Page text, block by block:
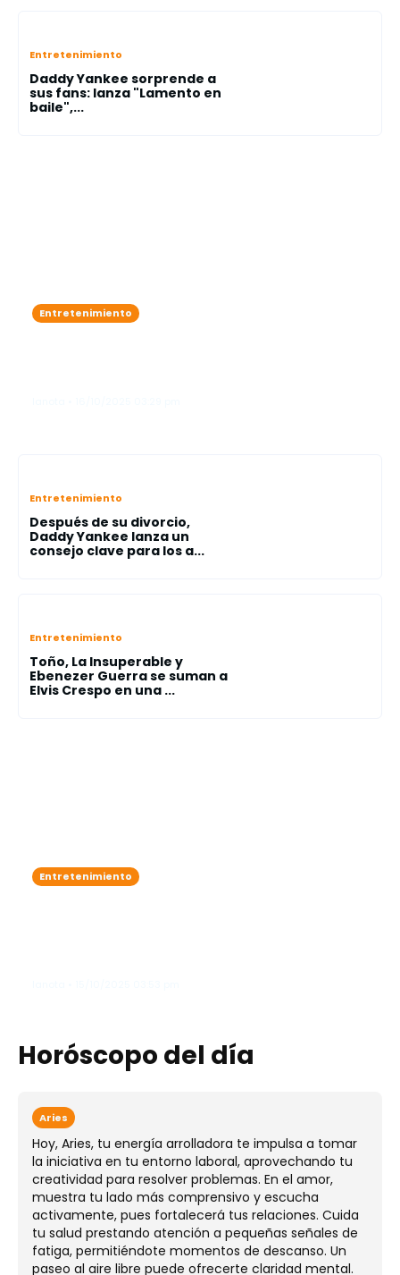
Entretenimiento
Daddy Yankee sorprende a
sus fans: lanza "Lamento en
baile",...
Entretenimiento
Entretenimiento
Después de su divorcio,
Daddy Yankee lanza un
consejo clave para los a...
Entretenimiento
Toño, La Insuperable y
Ebenezer Guerra se suman a
Elvis Crespo en una ...
Entretenimiento
Horóscopo del día
Aries
Hoy, Aries, tu energía arrolladora te impulsa a tomar
la iniciativa en tu entorno laboral, aprovechando tu
creatividad para resolver problemas. En el amor,
muestra tu lado más comprensivo y escucha
activamente, pues fortalecerá tus relaciones. Cuida
tu salud prestando atención a pequeñas señales de
fatiga, permitiéndote momentos de descanso. Un
paseo al aire libre puede ofrecerte claridad mental.